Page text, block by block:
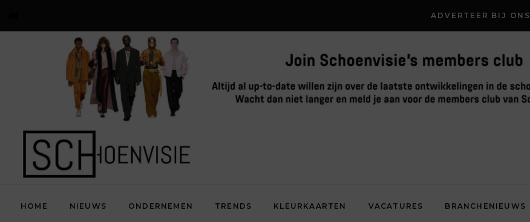
ADVERTEER BIJ ONS
HOME NIEUWS ONDERNEMEN TRENDS KLEURKAARTEN VACATURES BRANCHENIEUWS